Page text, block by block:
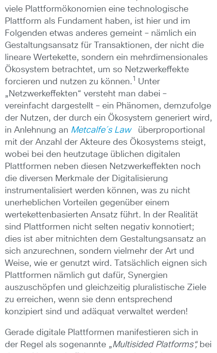
viele Plattformökonomien eine technologische
Plattform als Fundament haben, ist hier und im
Folgenden etwas anderes gemeint – nämlich ein
Gestaltungsansatz für Transaktionen, der nicht die
lineare Wertekette, sondern ein mehrdimensionales
Ökosystem betrachtet, um so Netzwerkeffekte
forcieren und nutzen zu können. 1 Unter
„Netzwerkeffekten“ versteht man dabei –
vereinfacht dargestellt – ein Phänomen, demzufolge
der Nutzen, der durch ein Ökosystem generiert wird,
in Anlehnung an Metcalfe´s Lawüberproportional
mit der Anzahl der Akteure des Ökosystems steigt,
wobei bei den heutzutage üblichen digitalen
Plattformen neben diesen Netzwerkeffekten noch
die diversen Merkmale der Digitalisierung
instrumentalisiert werden können, was zu nicht
unerheblichen Vorteilen gegenüber einem
wertekettenbasierten Ansatz führt. In der Realität
sind Plattformen nicht selten negativ konnotiert;
dies ist aber mitnichten dem Gestaltungsansatz an
sich anzurechnen, sondern vielmehr der Art und
Weise, wie er genutzt wird. Tatsächlich eignen sich
Plattformen nämlich gut dafür, Synergien
auszuschöpfen und gleichzeitig pluralistische Ziele
zu erreichen, wenn sie denn entsprechend
konzipiert sind und adäquat verwaltet werden!
Gerade digitale Plattformen manifestieren sich in
der Regel als sogenannte „Multisided Platforms“, bei